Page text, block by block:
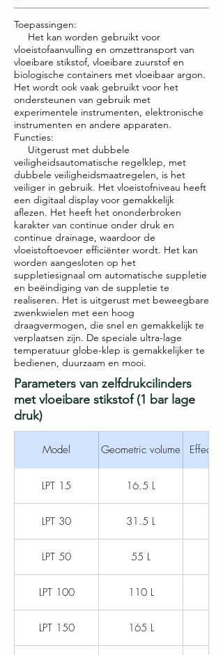
Toepassingen:
Het kan worden gebruikt voor
vloeistofaanvulling en omzettransport van
vloeibare stikstof, vloeibare zuurstof en
biologische containers met vloeibaar argon.
Het wordt ook vaak gebruikt voor het
ondersteunen van gebruik met
experimentele instrumenten, elektronische
instrumenten en andere apparaten.
Functies:
Uitgerust met dubbele
veiligheidsautomatische regelklep, met
dubbele veiligheidsmaatregelen, is het
veiliger in gebruik. Het vloeistofniveau heeft
een digitaal display voor gemakkelijk
aflezen. Het heeft het ononderbroken
karakter van continue onder druk en
continue drainage, waardoor de
vloeistoftoevoer efficiënter wordt. Het kan
worden aangesloten op het
suppletiesignaal om automatische suppletie
en beëindiging van de suppletie te
realiseren. Het is uitgerust met beweegbare
zwenkwielen met een hoog
draagvermogen, die snel en gemakkelijk te
verplaatsen zijn. De speciale ultra-lage
temperatuur globe-klep is gemakkelijker te
bedienen, duurzaam en mooi.
Parameters van zelfdrukcilinders
met vloeibare stikstof (1 bar lage
druk)
Model Geometric volume
LPT 15 16.5 L
LPT 30 31.5 L
LPT 50 55 L
LPT 100 110 L
LPT 150 165 L